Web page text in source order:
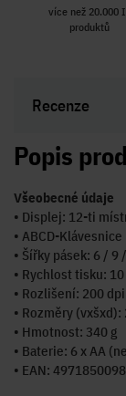
více než 20.000
produktů
Recenze
Popis
Všeobecné údaje
• Displej: 12-ti
• ABCD-Klávesnice
• Šířky pásek: 6 / 9
• Rychlost tisku:
• Rozlišení: 200 dpi
• Rozměry
• Hmotnost: 340 g
• Baterie: 6 x AA
• EAN: